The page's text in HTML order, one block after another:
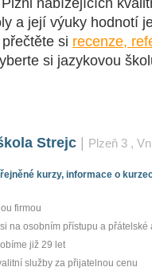
nabízejících
a její výuky hodnotí
si recenze,
si jazykovou
Strejc Plzeň 3 ,
kurzy, informace o
firmou
na osobním přístupu a přátelské
již 29 let
služby za přijatelnou cenu